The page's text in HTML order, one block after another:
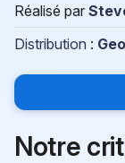
Réalisé par
Distribution :
Notre